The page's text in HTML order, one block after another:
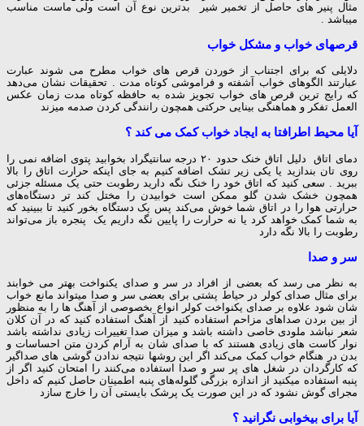
مثال پنیر های حاصل از تخمیر شیر بدترین نوع آن است ولی ماست مناسب
میباشد .
قرصهای خواب و مشکل خواب
دلایلی که برای اجتناب از خوردن قرص های خواب مطرح می شوند عبارت
عبارتند الگوهای خواب آشفته و فراموشی کوتاه مدت . تحقیقات نشان می‌دهد
که رایج ترین قرص های خواب تجویز شده به حافظه کوتاه مدت زمان عکس
العمل تفکر و هماهنگی بینایی حرکتی همچون رانندگی کردن صدمه میزند
آیا محیط اطرافتا به ایجاد خواب کمک می کند ؟
دمای اتاق دلیل اتاق خنک حدود ۲۰ درجه سانتیگراد بخوابید پتوی اضافه نمی را
روی تان بندازید یا یکی زیر تشک اضافه کنیم به جای اینکه حرارت اتاق را بالا
ببرید . سعی کنید که اتاق خود را خنک نگه دارید رطوبت حتی یک مسئله جزئی
همچون خشک شدن گلو ممکن است خوابیدن را مختل کند تر دستگاه‌های
حرارتی هوا را در اتاق شما خوش می‌کند پس یک دستگاه بخور کنید تا ببینید که
به شما کمک خواهد کرد یا نه حرارت را پایین نگه داریم یک پنجره باز می‌تواند
رطوبت را بالا نگه دارد
سر و صدا
به نظر می رسد که بعضی از افراد در سر و صدای یکنواخت بهتر می خوابند
برای مثال صدای کولر در حیاط پشتی برای بعضی سر و صدا میتواند مانع خواب
شان شود علاوه بر صدای یکنواخت کولر انواع بخصوصی از آهنگ ها را به منظور
از بین بردن صداهای مزاحم استفاده کنید از آهنگ استفاده کنید که در آن کلان
شعر نباشد ملودی خاصی داشته باشد و میزان صدا تغییرات زیادی نداشته باشد
نوار کاست های زیادی هستند که با صدای شان به آرام کردن متن احساسات و
بدن در هنگام خواب کمک می‌کند اگر این روشها نتیجه ندادن گوشی های صداگیر
که کارگردان در شغل های پر سر و صدا استفاده می‌کنند را امتحان کنید اگر از
پنبه استفاده میکنید از اندازه بزرگی گلوله‌های پنبه اطمینان حاصل کنیم که داخل
مجرای گوش نشود که در این صورت یک پرشک بایستی آن را خارج سازد
آیا برای بیخوابی نگرانید ؟